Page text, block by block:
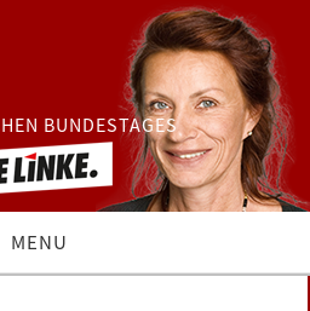
BUNDESTAGES
MENU